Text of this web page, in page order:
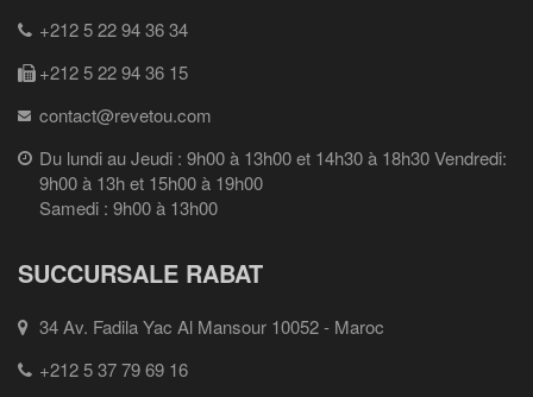
+212 5 22 94 36 34
+212 5 22 94 36 15
contact@revetou.com
Du lundi au Jeudi : 9h00 à 13h00 et 14h30 à 18h30 Vendredi:
9h00 à 13h et 15h00 à 19h00
Samedi : 9h00 à 13h00
SUCCURSALE RABAT
34 Av. Fadila Yac Al Mansour 10052 - Maroc
+212 5 37 79 69 16